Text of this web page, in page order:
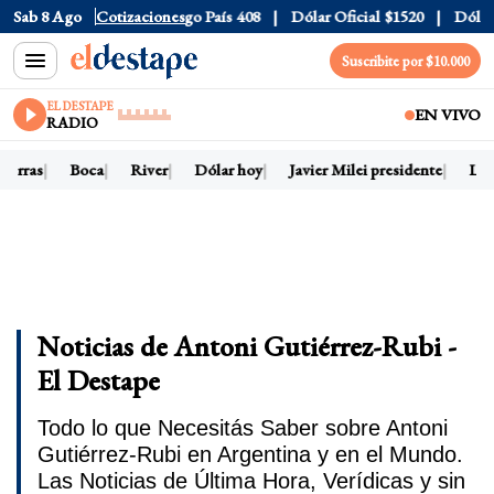
Sab 8 Ago Cotizaciones
Euro $1688.03 Riesgo País 408 Dólar Oficial $1520 Dólar
Suscribite por $10.000
EL DESTAPE
RADIO EN VIVO
Boca River Dólar hoy Javier Milei presidente
Noticias de Antoni Gutiérrez-Rubi -
El Destape
Todo lo que Necesitás Saber sobre Antoni
Gutiérrez-Rubi en Argentina y en el Mundo.
Las Noticias de Última Hora, Verídicas y sin